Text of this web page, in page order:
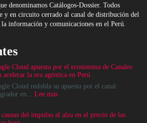
denominamos Catálogos-Dossier. Todos
y en circuito cerrado al canal de distribución del
información y comunicaciones en el Perú.
Cloud apuesta por el ecosistema de Canales
acelerar la era agéntica en Perú
Cloud redobla su apuesta por el canal
en... Lee más:
apuesta
causas del impulso al alza en el precio de las